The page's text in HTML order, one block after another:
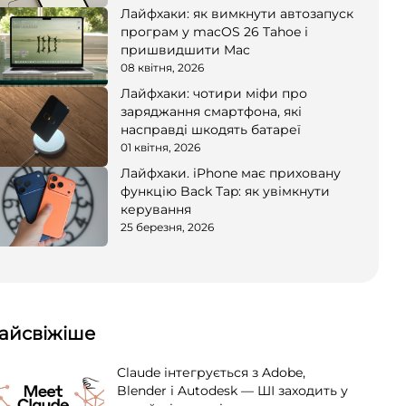
Лайфхаки: як вимкнути автозапуск
програм у macOS 26 Tahoe і
пришвидшити Mac
08 квітня, 2026
Лайфхаки: чотири міфи про
заряджання смартфона, які
насправді шкодять батареї
01 квітня, 2026
Лайфхаки. iPhone має приховану
функцію Back Tap: як увімкнути
керування
25 березня, 2026
Claude інтегрується з Adobe,
Blender і Autodesk — ШІ заходить у